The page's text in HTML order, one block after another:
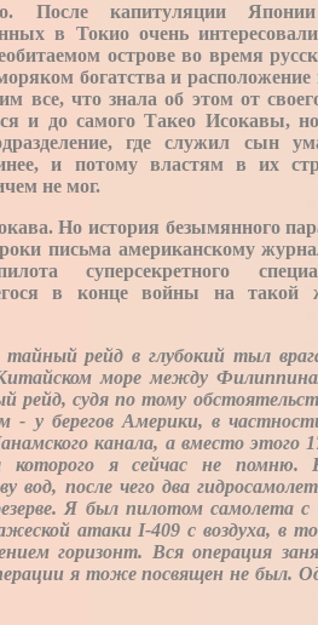
После капитуляции Японии
в Токио очень интересовали
острове во время
богатства и
все, что знала об этом от
и до самого Такео Исокавы,
где служил сын
и потому властям в их
не мог.
Но история безымянного
письма американскому
суперсекретного
в конце войны на такой
рейд в глубокий тыл
море между
рейд, судя по тому
- у берегов Америки, в
канала, а вместо этого
которого я сейчас не помню.
вод, после чего два
Я был пилотом самолета
атаки I-409 с воздуха, в
горизонт. Вся операция
я тоже посвящен не был.